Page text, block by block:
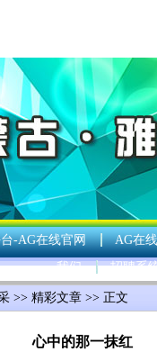
-AG在线官网
AG在
我们
招聘系
>> 精彩文章 >> 正文
心中的那一抹红